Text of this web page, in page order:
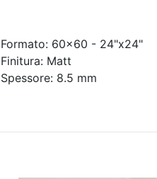
Formato: 60x60 - 24"x24"
Finitura: Matt
Spessore: 8.5 mm